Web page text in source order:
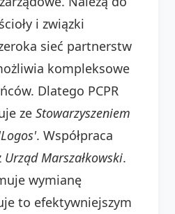
i związki
sieć partnerstw
kompleksowe
Dlatego PCPR
ze Stowarzyszeniem
. Współpraca
Urząd Marszałkowski.
wymianę
to efektywniejszym